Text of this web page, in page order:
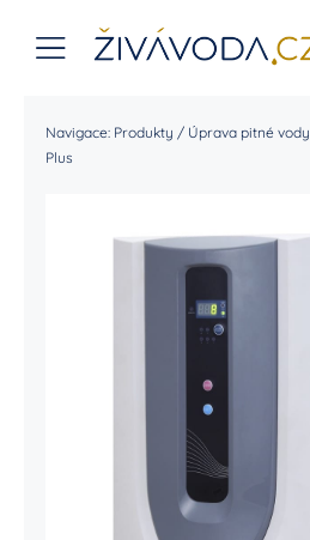
Toggle
Úvodní stránka
Kontakt
Navigace: Produkty / Úprava pitné vody
Plus